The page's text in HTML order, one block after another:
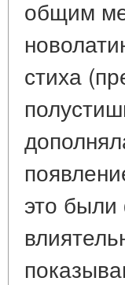
общим
стиха
это